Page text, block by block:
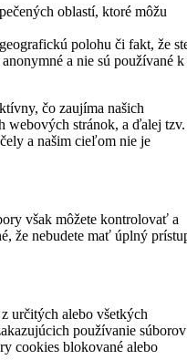
oblastí, ktoré môžu
polohu či fakt, že
a nie sú používané k
čo zaujíma našich
webových stránok, a ďalej tzv.
a našim cieľom nie je
však môžete kontrolovať a
že nebudete mať úplný
určitých alebo všetkých
používanie súborov
cookies blokované alebo